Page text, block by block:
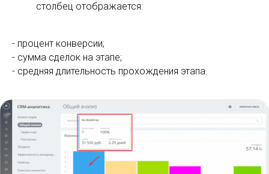
столбец отображается:
- процент конверсии;
- сумма сделок на этапе;
- средняя длительность прохождения этапа.